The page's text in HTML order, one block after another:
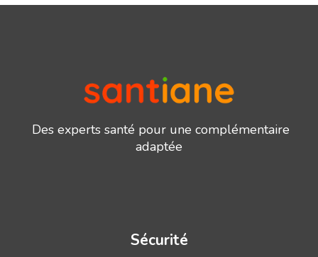
Des experts santé pour une complémentaire
adaptée
Sécurité